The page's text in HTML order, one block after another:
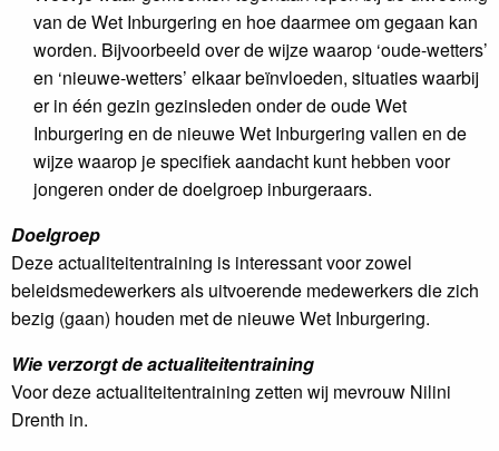
van de Wet Inburgering en hoe daarmee om gegaan kan
worden. Bijvoorbeeld over de wijze waarop ‘oude-wetters’
en ‘nieuwe-wetters’ elkaar beïnvloeden, situaties waarbij
er in één gezin gezinsleden onder de oude Wet
Inburgering en de nieuwe Wet Inburgering vallen en de
wijze waarop je specifiek aandacht kunt hebben voor
jongeren onder de doelgroep inburgeraars.
Doelgroep
Deze actualiteitentraining is interessant voor zowel
beleidsmedewerkers als uitvoerende medewerkers die zich
bezig (gaan) houden met de nieuwe Wet Inburgering.
Wie verzorgt de actualiteitentraining
Voor deze actualiteitentraining zetten wij mevrouw Nilini
Drenth in.